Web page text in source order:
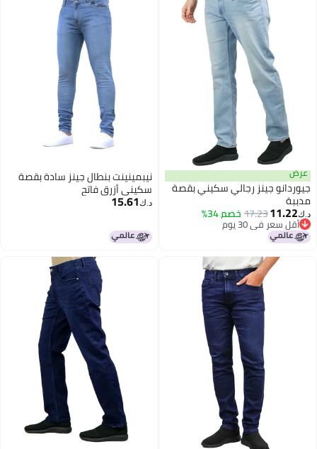
عرض
جيوردانو جينز رجالي سكيني بقصة
مدببة
د.ك‏11.22
17.23خصم 34%
أقل سعر في 30 يوم
أقل سعر في 30 يوم
نيبمينينت بنطال جينز سادة بقصة
سكيني أزرق فاتح
د.ك‏15.61